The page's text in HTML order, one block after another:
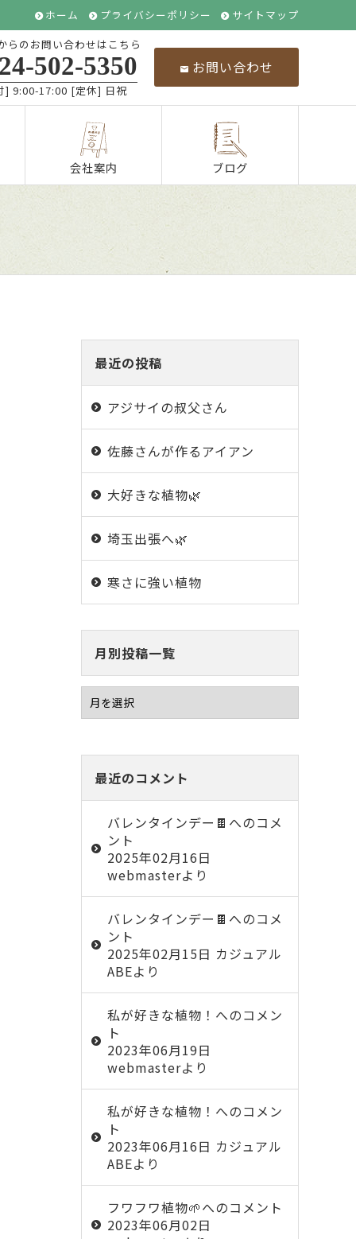
ホーム プライバシーポリシー
サイトマップ
らのお問い合わせはこちら
502-5350
] 9:00-17:00 [定休] 日祝
お問い合わせ
会社案内 ブログ
最近の投稿
アジサイの叔父さん
佐藤さんが作るアイアン
大好きな植物🌿
埼玉出張へ🌿
寒さに強い植物
月別投稿一覧
最近のコメント
バレンタインデー🍫 へのコメ
ント
2025年02月16日
webmasterより
バレンタインデー🍫 へのコメ
ント
2025年02月15日 カジュアル
ABEより
私が好きな植物！ へのコメン
ト
2023年06月19日
webmasterより
私が好きな植物！ へのコメン
ト
2023年06月16日 カジュアル
ABEより
フワフワ植物🌱へのコメント
2023年06月02日